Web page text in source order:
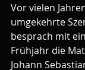
Vor vielen
umgekehrte
besprach mit
Frühjahr die
Johann